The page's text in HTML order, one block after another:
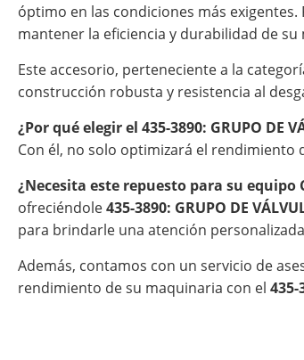
óptimo en las condiciones más
mantener la eficiencia y durabilidad de su
Este accesorio, perteneciente a la
construcción robusta y resistencia al
¿Por qué elegir el 435-3890: GRUPO DE
Con él, no solo optimizará el
¿Necesita este repuesto para su equipo
ofreciéndole435-3890: GRUPO DE
para brindarle una atención
Además, contamos con un servicio de
rendimiento de su maquinaria con el 435-